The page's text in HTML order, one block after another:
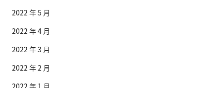
2022 年 5 月
2022 年 4 月
2022 年 3 月
2022 年 2 月